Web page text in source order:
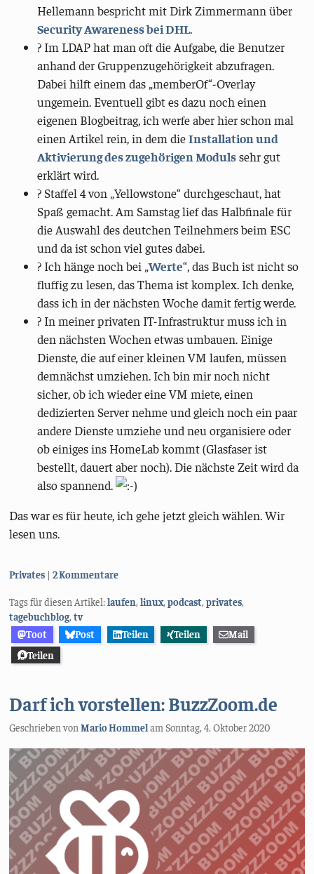
Hellemann bespricht mit Dirk Zimmermann über
Security Awareness bei DHL.
? Im LDAP hat man oft die Aufgabe, die Benutzer
anhand der Gruppenzugehörigkeit abzufragen.
Dabei hilft einem das „memberOf“-Overlay
ungemein. Eventuell gibt es dazu noch einen
eigenen Blogbeitrag, ich werfe aber hier schon mal
einen Artikel rein, in dem dieInstallation und
Aktivierung des zugehörigen Modulssehr gut
erklärt wird.
? Staffel 4 von „Yellowstone“ durchgeschaut, hat
Spaß gemacht. Am Samstag lief das Halbfinale für
die Auswahl des deutchen Teilnehmers beim ESC
und da ist schon viel gutes dabei.
? Ich hänge noch bei „Werte“, das Buch ist nicht so
fluffig zu lesen, das Thema ist komplex. Ich denke,
dass ich in der nächsten Woche damit fertig werde.
?️ In meiner privaten IT-Infrastruktur muss ich in
den nächsten Wochen etwas umbauen. Einige
Dienste, die auf einer kleinen VM laufen, müssen
demnächst umziehen. Ich bin mir noch nicht
sicher, ob ich wieder eine VM miete, einen
dedizierten Server nehme und gleich noch ein paar
andere Dienste umziehe und neu organisiere oder
ob einiges ins HomeLab kommt (Glasfaser ist
bestellt, dauert aber noch). Die nächste Zeit wird da
also spannend.
Das war es für heute, ich gehe jetzt gleich wählen. Wir
lesen uns.
Kategorien:
Privates 2 Kommentare
Tags für diesen Artikel:laufen,linux,podcast,privates,
tagebuchblog,tv
Toot
Post Teilen Teilen
Mail
Teilen
Darf ich vorstellen: BuzzZoom.de
Geschrieben vonMario HommelamSonntag, 4. Oktober 2020